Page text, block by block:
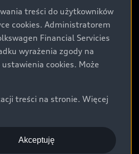
treści do użytkowników
cookies. Administratorem
Financial Servicies
wyrażenia zgody na
cookies. Może
treści na stronie. Więcej
Akceptuję